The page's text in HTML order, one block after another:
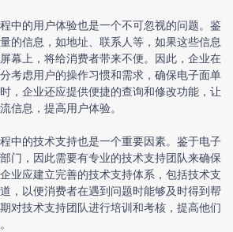
中的用户体验也是一个不可忽视的问题。鉴
的信息，如地址、联系人等，如果这些信息
幕上，将给消费者带来不便。因此，企业在
考虑用户的操作习惯和需求，确保电子面单
，企业还应提供便捷的查询和修改功能，让
信息，提高用户体验。
中的技术支持也是一个重要因素。鉴于电子
门，因此需要有专业的技术支持团队来确保
业应建立完善的技术支持体系，包括技术支
，以便消费者在遇到问题时能够及时得到帮
对技术支持团队进行培训和考核，提高他们